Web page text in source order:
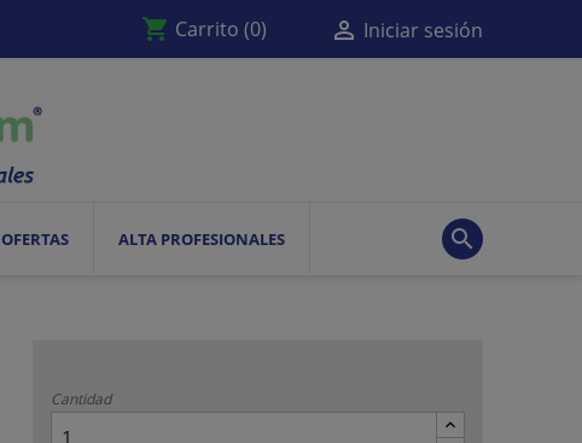
shopping_cart Carrito (0)  Iniciar sesión
OFERTAS ALTA PROFESIONALES 
Cantidad